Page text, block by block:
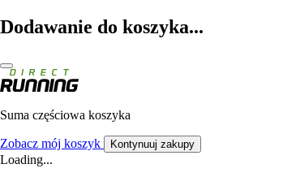
Dodawanie do koszyka...
Suma częściowa koszyka
Zobacz mój koszyk Kontynuuj zakupy
Loading...